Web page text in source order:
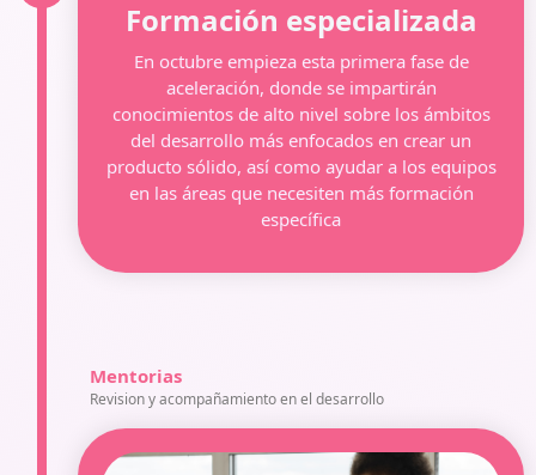
Formación especializada
En octubre empieza esta primera fase de
aceleración, donde se impartirán
conocimientos de alto nivel sobre los ámbitos
del desarrollo más enfocados en crear un
producto sólido, así como ayudar a los equipos
en las áreas que necesiten más formación
específica
Mentorias
Revision y acompañamiento en el desarrollo